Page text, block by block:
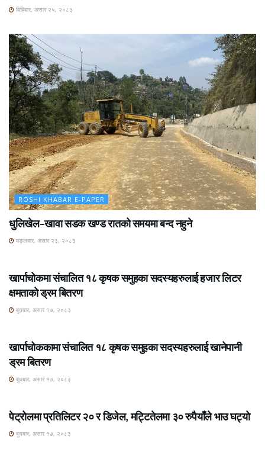
बिहिबार, असार २५, २०८३
ROSHI KHABAR E-PAPER
धुलिखेल–खावा सडक खण्ड रातको समयमा बन्द नहुने
मङ्लबार, असार २३, २०८३
खार्पाचोकमा संचालित १८ कृषक समुहका सदस्यहरुलाई हजार लिटर
क्षमताको ड्रम बितरण
बुधबार, असार १७, २०८३
खार्पाचोककामा संचालित १८ कृषक समुहका सदस्यहरुलाई खानेपानी
ड्रम बितरण
बुधबार, असार १७, २०८३
पेट्रोलमा प्रतिलिटर २० र डिजेल, मट्टितेलमा ३० रुपैयाँले भाउ घट्यो
बुधबार, असार १७, २०८३